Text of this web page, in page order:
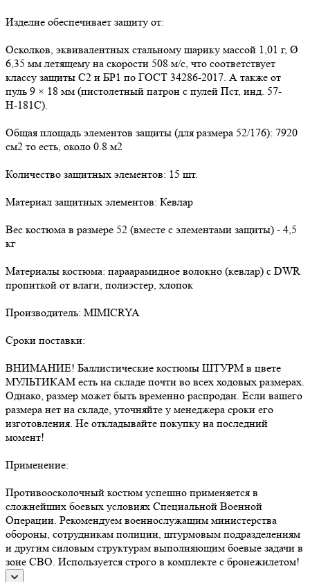
Изделие обеспечивает защиту от:
Осколков, эквивалентных стальному шарику массой 1,01 г, Ø
6,35 мм летящему на скорости 508 м/с, что соответствует
классу защиты С2 и БР1 по ГОСТ 34286-2017. А также от
пуль 9 × 18 мм (пистолетный патрон с пулей Пст, инд. 57-
Н-181С).
Общая площадь элементов защиты (для размера 52/176): 7920
см2 то есть, около 0.8 м2
Количество защитных элементов: 15 шт.
Материал защитных элементов: Кевлар
Вес костюма в размере 52 (вместе с элементами защиты) - 4,5
кг
Материалы костюма: параарамидное волокно (кевлар) с DWR
пропиткой от влаги, полиэстер, хлопок
Производитель: MIMICRYA
Сроки поставки:
ВНИМАНИЕ! Баллистические костюмы ШТУРМ в цвете
МУЛЬТИКАМ есть на складе почти во всех ходовых размерах.
Однако, размер может быть временно распродан. Если вашего
размера нет на складе, уточняйте у менеджера сроки его
изготовления. Не откладывайте покупку на последний
момент!
Применение:
Противоосколочный костюм успешно применяется в
сложнейших боевых условиях Специальной Военной
Операции. Рекомендуем военнослужащим министерства
обороны, сотрудникам полиции, штурмовым подразделениям
и другим силовым структурам выполняющим боевые задачи в
зоне СВО. Используется строго в комплекте с бронежилетом!